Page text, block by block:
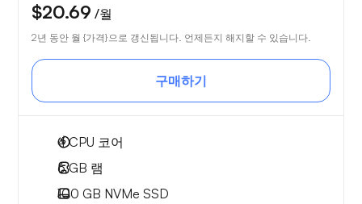
$20.69 /월
2년 동안 월 {가격}으로 갱신됩니다. 언제든지 해지할 수 있습니다.
구매하기
4CPU 코어
6 GB 램
100 GB NVMe SSD